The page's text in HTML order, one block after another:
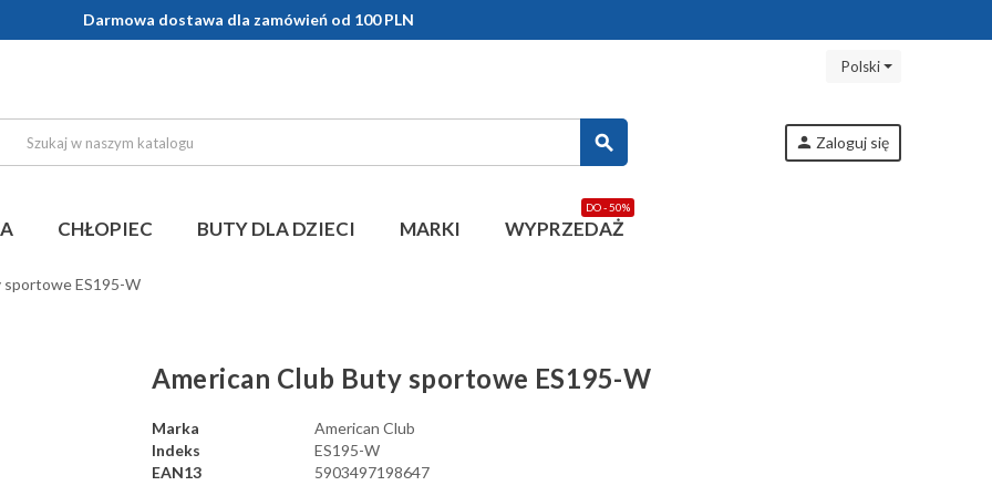
Darmowa dostawa dla zamówień od 100 PLN
Polski
search person Zaloguj się
CHŁOPIEC BUTY DLA DZIECI MARKI WYPRZEDAŻ
DO - 50%
sportowe ES195-W
American Club Buty sportowe ES195-W
Marka
American Club
Indeks
ES195-W
EAN13
5903497198647